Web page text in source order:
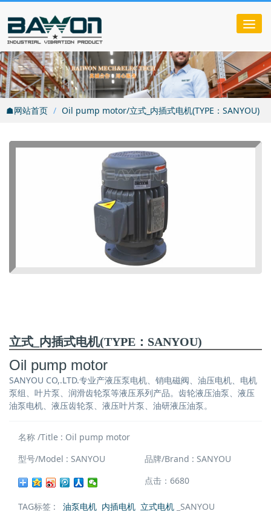
☗网站首页 Oil pump motor/立式_内插式电机(TYPE：SANYOU)
立式_内插式电机(TYPE：SANYOU)
Oil pump motor
SANYOU CO,.LTD.专业产液压泵电机、销电磁阀、油压电机、电机
泵组、叶片泵、润滑齿轮泵等液压系列产品。齿轮液压油泵、液压
油泵电机、液压齿轮泵、液压叶片泵、油研液压油泵。
名称 /Title : Oil pump motor
型号/Model : SANYOU
品牌/Brand : SANYOU
点击：6680
TAG标签 : 油泵电机 内插电机 立式电机 _SANYOU